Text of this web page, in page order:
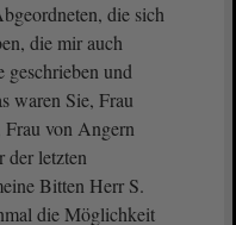
die sich
die mir auch
geschrieben und
waren Sie, Frau
von Angern
der letzten
Bitten Herr S.
die Möglichkeit